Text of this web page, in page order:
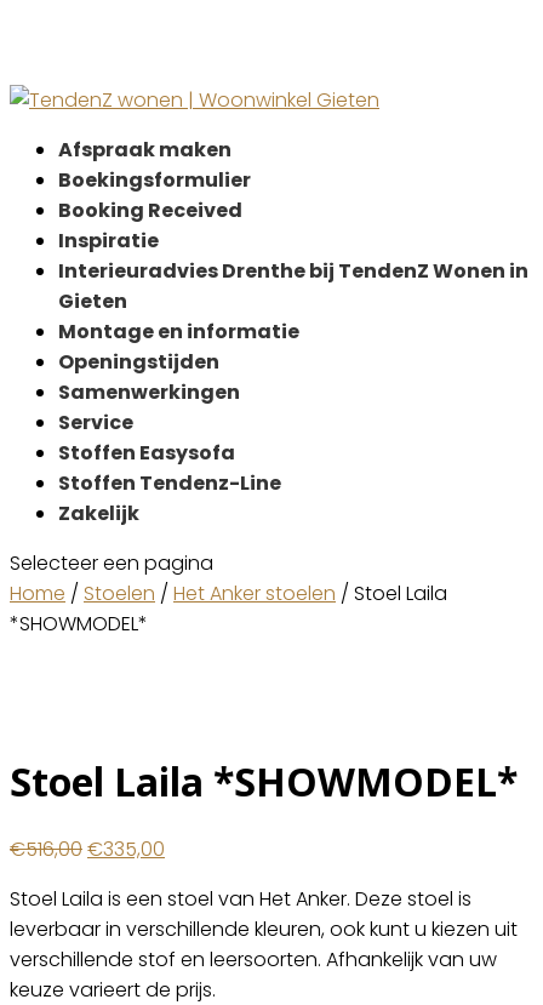
Afspraak maken
Boekingsformulier
Booking Received
Inspiratie
Interieuradvies Drenthe bij TendenZ Wonen in
Gieten
Montage en informatie
Openingstijden
Samenwerkingen
Service
Stoffen Easysofa
Stoffen Tendenz-Line
Zakelijk
Selecteer een pagina
Home / Stoelen / Het Anker stoelen / Stoel Laila
*SHOWMODEL*
Stoel Laila *SHOWMODEL*
€516,00Oorspronkelijke
was:
€516,00.
€335,00
is:
€335,00.
Stoel Laila is een stoel van Het Anker. Deze stoel is
leverbaar in verschillende kleuren, ook kunt u kiezen uit
verschillende stof en leersoorten. Afhankelijk van uw
keuze varieert de prijs.